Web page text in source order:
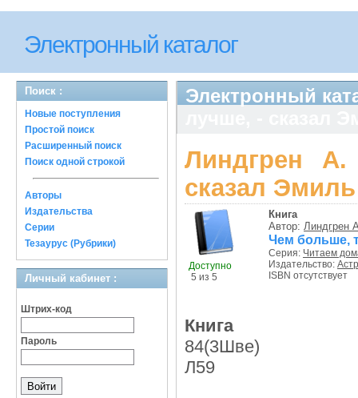
Электронный каталог
Поиск :
Новые поступления
Простой поиск
Расширенный поиск
Поиск одной строкой
Авторы
Издательства
Серии
Тезаурус (Рубрики)
Личный кабинет :
Штрих-код
Пароль
Электронный
Линдгрен
сказал
Доступно
5 из 5
Книга
Автор: Линдгрен
Чем больше,
Серия: Читаем
Издательство:
ISBN отсутствует
Книга
84(3Шве)
Л59